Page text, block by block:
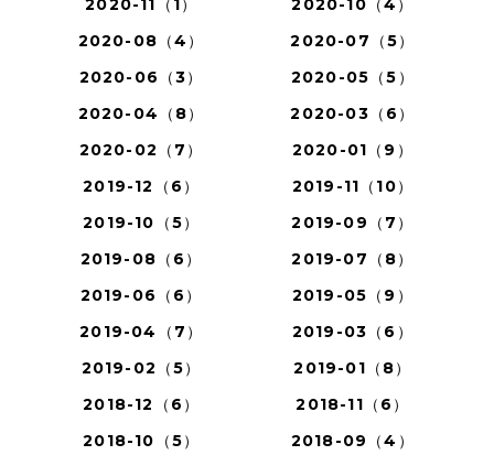
2020-11（1）
2020-10（4）
2020-08（4）
2020-07（5）
2020-06（3）
2020-05（5）
2020-04（8）
2020-03（6）
2020-02（7）
2020-01（9）
2019-12（6）
2019-11（10）
2019-10（5）
2019-09（7）
2019-08（6）
2019-07（8）
2019-06（6）
2019-05（9）
2019-04（7）
2019-03（6）
2019-02（5）
2019-01（8）
2018-12（6）
2018-11（6）
2018-10（5）
2018-09（4）